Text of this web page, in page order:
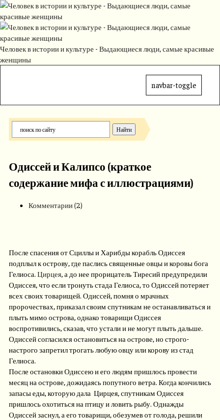
Человек в истории и культуре - Выдающиеся люди, самые красивые
женщины
navbar-toggle
Одиссей и Калипсо (краткое
содержание мифа с иллюстрациями)
Комментарии (2)
После спасения от Сциллы и Харибды корабль Одиссея
подплыл к острову, где паслись священные овцы и коровы бога
Гелиоса. Цирцея, а до нее прорицатель Тиресий предупредили
Одиссея, что если тронуть стада Гелиоса, то Одиссей потеряет
всех своих товарищей. Одиссей, помня о мрачных
пророчествах, приказал своим спутникам не останавливаться и
плыть мимо острова, однако товарищи Одиссея
воспротивились, сказав, что устали и не могут плыть дальше.
Одиссей согласился остановиться на острове, но строго-
настрого запретил трогать любую овцу или корову из стад
Гелиоса.
После остановки Одиссею и его людям пришлось провести
месяц на острове, дожидаясь попутного ветра. Когда кончились
запасы еды, которую дала Цирцея, спутникам Одиссея
пришлось охотиться на птицу и ловить рыбу. Однажды
Одиссей заснул, а его товарищи, обезумев от голода, решили